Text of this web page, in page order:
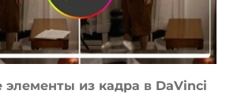
из кадра в DaVinci